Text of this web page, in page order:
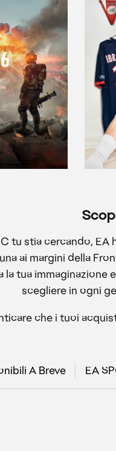
tu stia cercando,
ai margini della
la tua
scegliere in ogni
che i tuoi
A Breve EA